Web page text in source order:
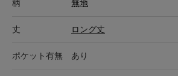
柄 無地
丈 ロング丈
ポケット有無 あり